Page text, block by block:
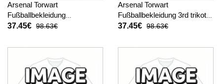
Arsenal Torwart
Fußballbekleidung
Auswärtstrikot Kinder 2025-
37.45€ 98.63€
Arsenal Torwart
Fußballbekleidung 3rd trikot
Kinder 2025-26 Langarm (+
37.45€ 98.63€